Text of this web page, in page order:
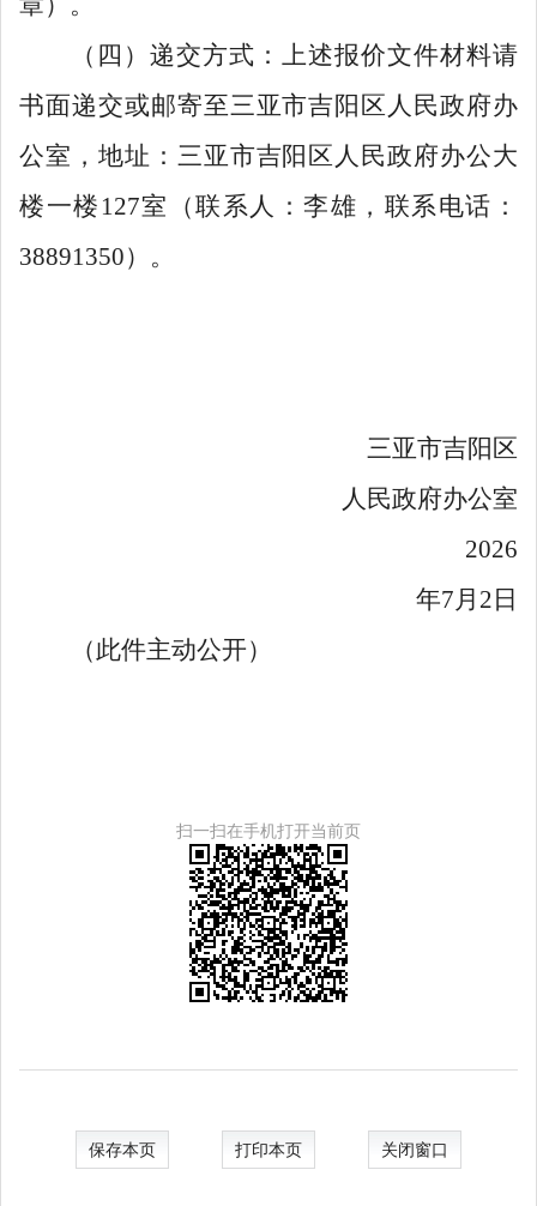
（四）递交方式：上述报价文件材料请
书面递交或邮寄至三亚市吉阳区人民政府办
公室 ，地址：三亚市吉阳区人民政府办公大
楼一楼 127室 （联系人 ：李雄， 联系电话 ：
38891350） 。
三亚市吉阳区
人民政府办公室
2026
年7 月 2 日
（此件主动公开）
扫一扫在手机打开当前页
保存本页 打印本页 关闭窗口